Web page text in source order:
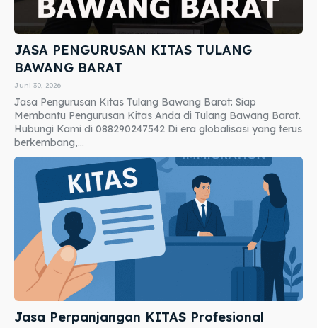
JASA PENGURUSAN KITAS TULANG
BAWANG BARAT
Juni 30, 2026
Jasa Pengurusan Kitas Tulang Bawang Barat: Siap
Membantu Pengurusan Kitas Anda di Tulang Bawang Barat.
Hubungi Kami di 088290247542 Di era globalisasi yang terus
berkembang,...
Jasa Perpanjangan KITAS Profesional